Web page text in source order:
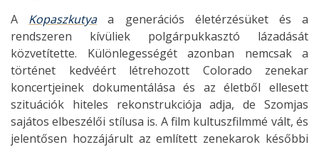
A Kopaszkutyaa generációs életérzésüket és a
rendszeren kívüliek polgárpukkasztó lázadását
közvetítette. Különlegességét azonban nemcsak a
történet kedvéért létrehozott Colorado zenekar
koncertjeinek dokumentálása és az életből ellesett
szituációk hiteles rekonstrukciója adja, de Szomjas
sajátos elbeszélői stílusa is. A film kultuszfilmmé vált, és
jelentősen hozzájárult az említett zenekarok későbbi